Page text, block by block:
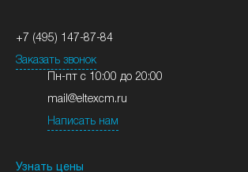
+7 (495) 147-87-84
Заказать звонок
Пн-пт с 10:00 до 20:00
mail@eltexcm.ru
Написать нам
Узнать цены